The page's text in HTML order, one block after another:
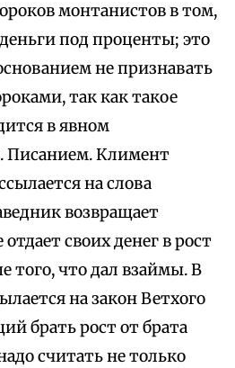
монтанистов в том,
под проценты; это
не признавать
так как такое
в явном
Писанием. Климент
на слова
возвращает
своих денег в рост
того, что дал взаймы. В
на закон Ветхого
брать рост от брата
считать не только